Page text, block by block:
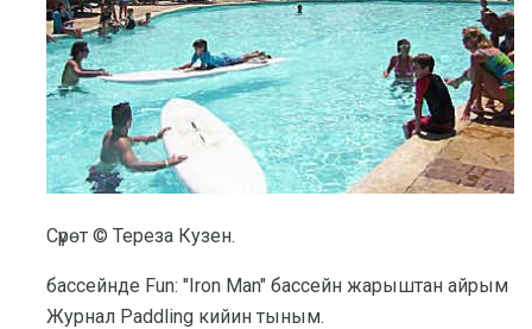
Сүрөт © Тереза ​​Кузен.
бассейнде Fun: "Iron Man" бассейн жарыштан айрым
Журнал Paddling кийин тыным.